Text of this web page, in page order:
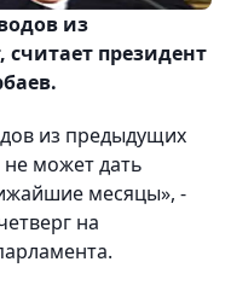
из
президент
из предыдущих
не может дать
месяцы», -
на